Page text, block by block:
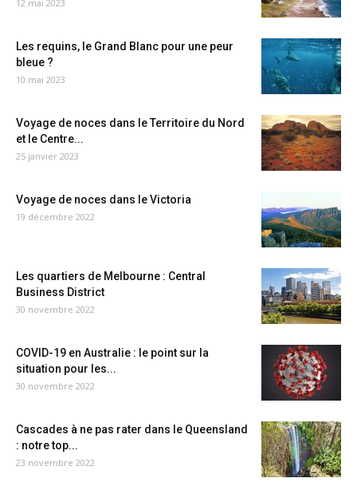
12 mai 2023
Les requins, le Grand Blanc pour une peur
bleue ?
10 mai 2023
Voyage de noces dans le Territoire du Nord
et le Centre...
25 janvier 2023
Voyage de noces dans le Victoria
19 décembre 2022
Les quartiers de Melbourne : Central
Business District
30 novembre 2022
COVID-19 en Australie : le point sur la
situation pour les...
30 novembre 2022
Cascades à ne pas rater dans le Queensland
: notre top...
23 novembre 2022